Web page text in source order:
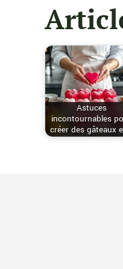
Astuces
incontournables
créer des gâteaux